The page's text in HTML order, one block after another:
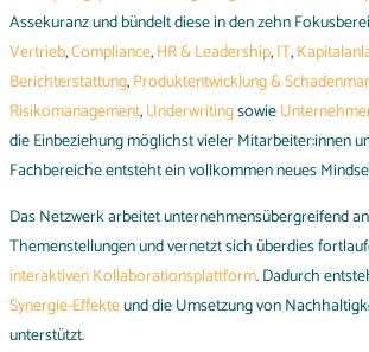
Assekuranz und bündelt diese in den zehn
Vertrieb,Compliance,HR& Leadership,IT,
Berichterstattung,Produktentwicklung &
Risikomanagement,Underwritingsowie
die Einbeziehung möglichst vieler Mitarbeiter:innen
Fachbereiche entsteht ein vollkommen neues
Das Netzwerk arbeitet unternehmensübergreifend
Themenstellungen und vernetzt sich überdies
interaktiven Kollaborationsplattform. Dadurch
Synergie-Effekteund die Umsetzung von
unterstützt.